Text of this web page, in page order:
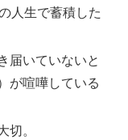
人生で蓄積した
届いていないと
が喧嘩している
切。